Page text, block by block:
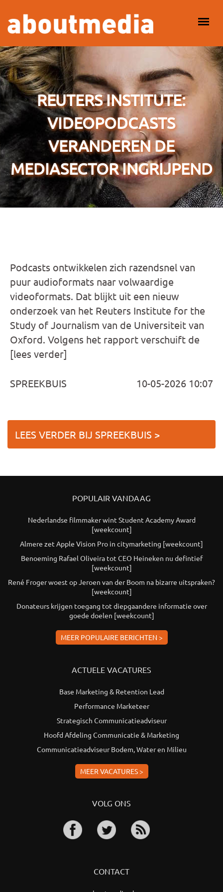
HOOFDMENU
REUTERS INSTITUTE:
VIDEOPODCASTS
VERANDEREN DE
MEDIASECTOR INGRIJPEND
Podcasts ontwikkelen zich razendsnel van
puur audioformats naar volwaardige
videoformats. Dat blijkt uit een nieuw
onderzoek van het Reuters Institute for the
Study of Journalism van de Universiteit van
Oxford. Volgens het rapport verschuift de
[lees verder]
SPREEKBUIS 10-05-2026 10:07
LEES VERDER BIJ SPREEKBUIS >
POPULAIR VANDAAG
Nederlandse filmmaker wint Student Academy Award
[weekcount]
Almere zet Apple Vision Pro in citymarketing [weekcount]
Benoeming Rafael Oliveira tot CEO Heineken nu defintief
[weekcount]
René Froger woest op Jeroen van der Boom na bizarre uitspraken?
[weekcount]
Donateurs krijgen toegang tot diepgaandere informatie over
goede doelen [weekcount]
MEER POPULAIRE BERICHTEN >
ACTUELE VACATURES
Base Marketing & Retention Lead
Performance Marketeer
Strategisch Communicatieadviseur
Hoofd Afdeling Communicatie & Marketing
Communicatieadviseur Bodem, Water en Milieu
MEER VACATURES >
VOLG ONS
CONTACT